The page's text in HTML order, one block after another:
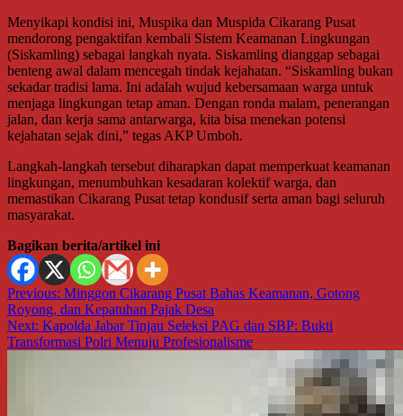
Menyikapi kondisi ini, Muspika dan Muspida Cikarang Pusat
mendorong pengaktifan kembali Sistem Keamanan Lingkungan
(Siskamling) sebagai langkah nyata. Siskamling dianggap sebagai
benteng awal dalam mencegah tindak kejahatan. “Siskamling bukan
sekadar tradisi lama. Ini adalah wujud kebersamaan warga untuk
menjaga lingkungan tetap aman. Dengan ronda malam, penerangan
jalan, dan kerja sama antarwarga, kita bisa menekan potensi
kejahatan sejak dini,” tegas AKP Umboh.
Langkah-langkah tersebut diharapkan dapat memperkuat keamanan
lingkungan, menumbuhkan kesadaran kolektif warga, dan
memastikan Cikarang Pusat tetap kondusif serta aman bagi seluruh
masyarakat.
Bagikan berita/artikel ini
Navigasi
pos
Previous: Minggon Cikarang Pusat Bahas Keamanan, Gotong
Royong, dan Kepatuhan Pajak Desa
Next: Kapolda Jabar Tinjau Seleksi PAG dan SBP: Bukti
Transformasi Polri Menuju Profesionalisme